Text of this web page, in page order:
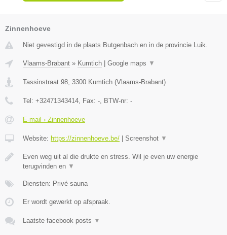
Zinnenhoeve
Niet gevestigd in de plaats Butgenbach en in de provincie Luik.
Vlaams-Brabant » Kumtich Google maps ▼
Tassinstraat 98, 3300 Kumtich (Vlaams-Brabant)
Tel: +32471343414, Fax: -, BTW-nr: -
E-mail › Zinnenhoeve
Website: https://zinnenhoeve.be/ Screenshot ▼
Even weg uit al die drukte en stress. Wil je even uw energie
terugvinden en ▼
Diensten: Privé sauna
Er wordt gewerkt op afspraak.
Laatste facebook posts ▼